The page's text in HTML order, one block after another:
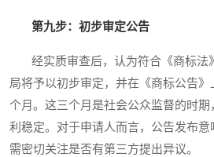
第九步：初步审定公告
经实质审查后，认为符合《商标法
局将予以初步审定，并在《商标公告
个月。这三个月是社会公众监督的时
利稳定。对于申请人而言，公告发布
需密切关注是否有第三方提出异议。